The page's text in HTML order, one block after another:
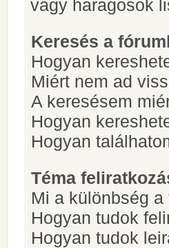
vagy haragosok
Keresés a
Hogyan
Miért nem ad
A keresésem
Hogyan
Hogyan
Téma
Mi a különbség
Hogyan tudok
Hogyan tudok